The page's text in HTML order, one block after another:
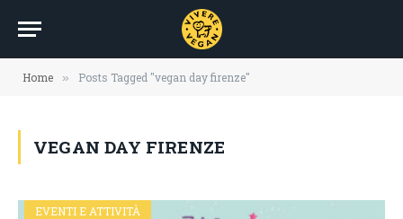
Home » Posts Tagged "vegan day firenze"
VEGAN DAY FIRENZE
EVENTI E ATTIVITÀ